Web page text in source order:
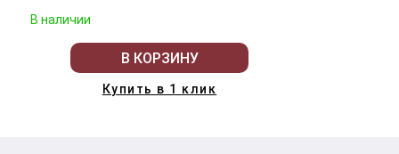
В наличии
В КОРЗИНУ
Купить в 1 клик